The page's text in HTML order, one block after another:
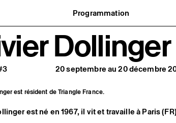
Programmation
Agenda : en cours et à
Expositions
Événements
Programmation éditoriale
Médiation
Publics associés
Dollinger
20 septembre au 20 décembre
est résident de Triangle France.
est né en 1967, il vit et travaille à Paris